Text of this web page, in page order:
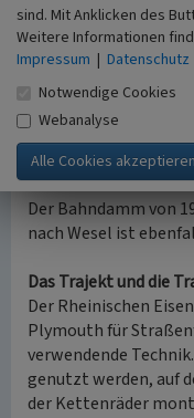
von Griethausen nach
Den Güterverkehr zur
Betreiben der
letzte Güterverkehr
Große Abschnitte des
noch erhalten. Ein
Denkmal ist die
Der Bahndamm von
nach Wesel ist
Das Trajekt und die
Der Rheinischen
Plymouth für
verwendende
genutzt werden, auf
der Kettenräder
sind. Mit Anklicken des
Weitere Informationen
Impressum | Datenschutz
Notwendige Cookies
Webanalyse